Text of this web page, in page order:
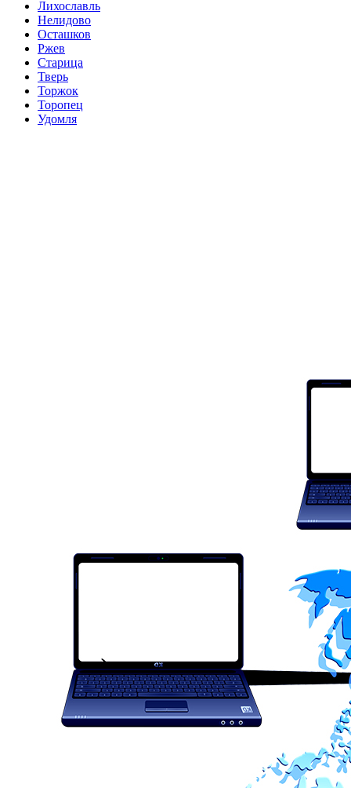
Лихославль
Нелидово
Осташков
Ржев
Старица
Тверь
Торжок
Торопец
Удомля